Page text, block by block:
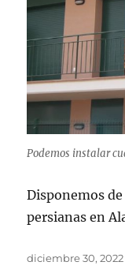
Podemos instalar
Disponemos
persianas en
Publicado
diciembre 30, 2022